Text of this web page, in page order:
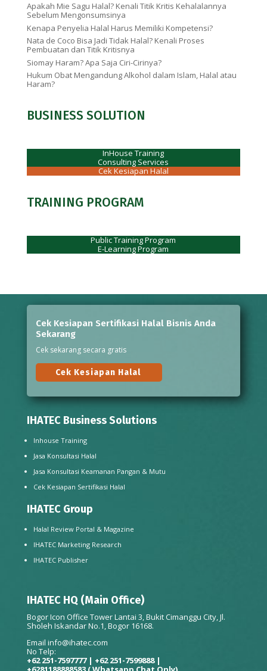
Apakah Mie Sagu Halal? Kenali Titik Kritis Kehalalannya
Sebelum Mengonsumsinya
Kenapa Penyelia Halal Harus Memiliki Kompetensi?
Nata de Coco Bisa Jadi Tidak Halal? Kenali Proses
Pembuatan dan Titik Kritisnya
Siomay Haram? Apa Saja Ciri-Cirinya?
Hukum Obat Mengandung Alkohol dalam Islam, Halal atau
Haram?
BUSINESS SOLUTION
InHouse Training
Consulting Services
Cek Kesiapan Halal
TRAINING PROGRAM
Public Training Program
E-Learning Program
Cek Kesiapan Sertifikasi Halal Bisnis Anda
Sekarang
Cek sekarang secara gratis
Cek Kesiapan Halal
IHATEC Business Solutions
Inhouse Training
Jasa Konsultasi Halal
Jasa Konsultasi Keamanan Pangan & Mutu
Cek Kesiapan Sertifikasi Halal
IHATEC Group
Halal Review Portal & Magazine
IHATEC Marketing Research
IHATEC Publisher
IHATEC HQ (Main Office)
Bogor Icon Office Tower Lantai 3, Bukit Cimanggu City, Jl.
Sholeh Iskandar No.1, Bogor 16168.
Email info@ihatec.com
No Telp:
+62 251-7597777 | +62 251-7599888 |